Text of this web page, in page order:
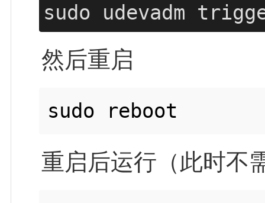
sudo udevadm
然后重启
重启后运行（此时不